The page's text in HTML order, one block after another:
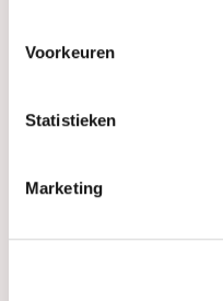
Voorkeuren
Statistieken
Marketing
Levertijd & verzendkosten